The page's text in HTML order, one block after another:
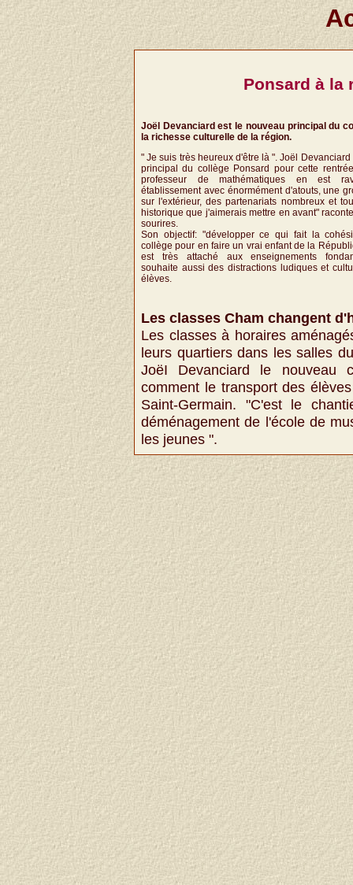
Ponsard à la
Joël Devanciard est le nouveau principal du
la richesse culturelle de la région.
" Je suis très heureux d'être là ". Joël
principal du collège Ponsard pour cette
professeur de mathématiques en est
établissement avec énormément d'atouts, une
sur l'extérieur, des partenariats nombreux et
historique que j'aimerais mettre en avant"
sourires.
Son objectif: "développer ce qui fait la
collège pour en faire un vrai enfant de la
est très attaché aux enseignements
souhaite aussi des distractions ludiques et
élèves.
Les classes Cham changent
Les classes à horaires
leurs quartiers dans les salles
JoëI Devanciard le nouveau
comment le transport des
Saint-Germain. "C'est le
déménagement de l'école de
les jeunes ".